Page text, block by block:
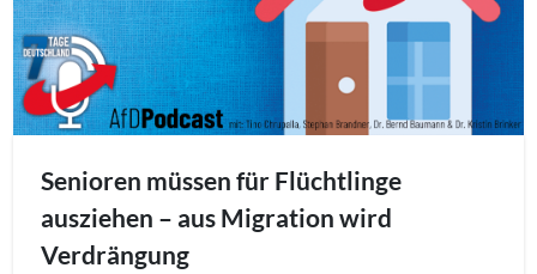
Senioren müssen für Flüchtlinge
ausziehen – aus Migration wird
Verdrängung